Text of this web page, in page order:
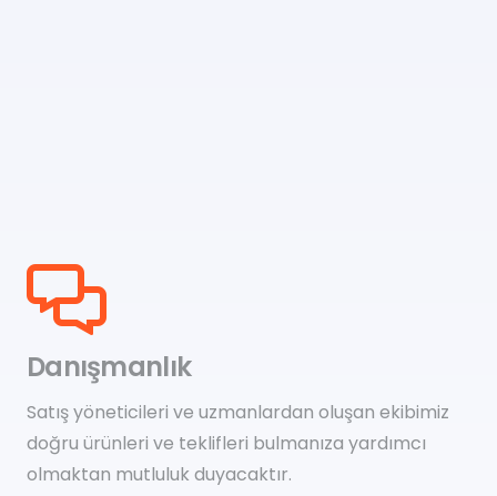
Danışmanlık
Satış yöneticileri ve uzmanlardan oluşan ekibimiz
doğru ürünleri ve teklifleri bulmanıza yardımcı
olmaktan mutluluk duyacaktır.